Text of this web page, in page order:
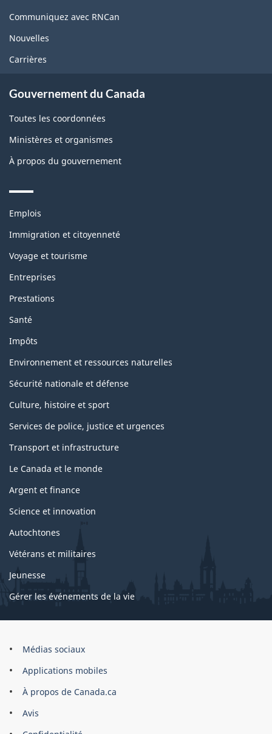
site
Communiquez avec RNCan
Nouvelles
Carrières
Gouvernement du Canada
Toutes les coordonnées
Ministères et organismes
À propos du gouvernement
Themes
topics
Emplois
Immigration et citoyenneté
Voyage et tourisme
Entreprises
Prestations
Santé
Impôts
Environnement et ressources naturelles
Sécurité nationale et défense
Culture, histoire et sport
Services de police, justice et urgences
Transport et infrastructure
Le Canada et le monde
Argent et finance
Science et innovation
Autochtones
Vétérans et militaires
Jeunesse
Gérer les événements de la vie
Organisation
gouvernement
du
Canada
Médias sociaux
Applications mobiles
À propos de Canada.ca
Avis